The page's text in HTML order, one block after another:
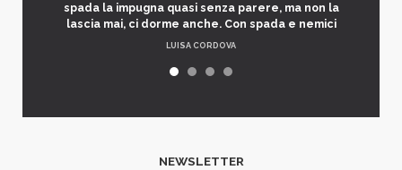
spada la impugna quasi senza parere, ma non la
lascia mai, ci dorme anche. Con spada e nemici
LUISA CORDOVA
NEWSLETTER